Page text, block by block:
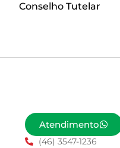
Conselho Tutelar
Atendimento
(46) 3547-1236